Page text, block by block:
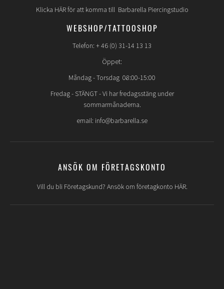
Klicka HÄR för att komma till Barbarella Piercingstudio
WEBSHOP/TATTOOSHOP
Telefon: + 46 (0) 31-14 13 13
Öppet:
Måndag - Torsdag 08:00-15:00
Fredag - STÄNGT- Vi har fredagsstäng under
sommarmånaderna.
email: info@barbarella.se
ANSÖK OM FÖRETAGSKONTO
Vill du bli Företagskund? Ansök om företagkonto HÄR.